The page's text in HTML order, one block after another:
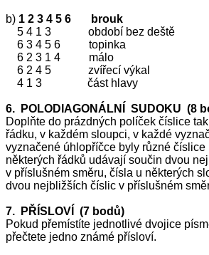
b) 1 2 3 4 5 6 brouk
5 4 1 3 období bez deště
6 3 4 5 6 topinka
6 2 3 1 4 málo
6 2 4 5 zvířecí výkal
4 1 3 část hlavy
6. POLODIAGONÁLNÍ SUDOKU (8
Doplňte do prázdných políček číslice
řádku, v každém sloupci, v každé
vyznačené úhlopříčce byly různé číslice
některých řádků udávají součin dvou
v příslušném směru, čísla u některých
dvou nejbližších číslic v příslušném
7. PŘÍSLOVÍ (7 bodů)
Pokud přemístíte jednotlivé dvojice
přečtete jedno známé přísloví.